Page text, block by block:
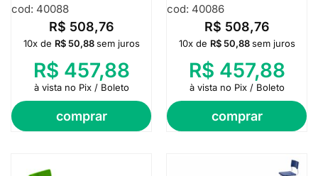
cod: 40088
R$ 508,76
comprar
10x de R$50,88 sem juros
R$ 457,88
à vista no Pix / Boleto
cod: 40086
R$ 508,76
comprar
10x de R$50,88 sem juros
R$ 457,88
à vista no Pix / Boleto